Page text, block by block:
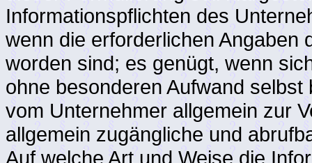
Informationspflichten des
wenn die erforderlichen Angaben
worden sind; es genügt, wenn
ohne besonderen Aufwand
vom Unternehmer allgemein zur
allgemein zugängliche und
Auf welche Art und Weise die